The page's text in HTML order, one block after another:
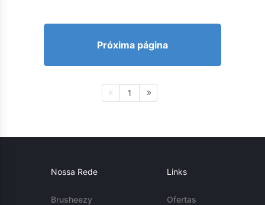
Próxima página
1
Nossa Rede
Brusheezy
Links
Ofertas